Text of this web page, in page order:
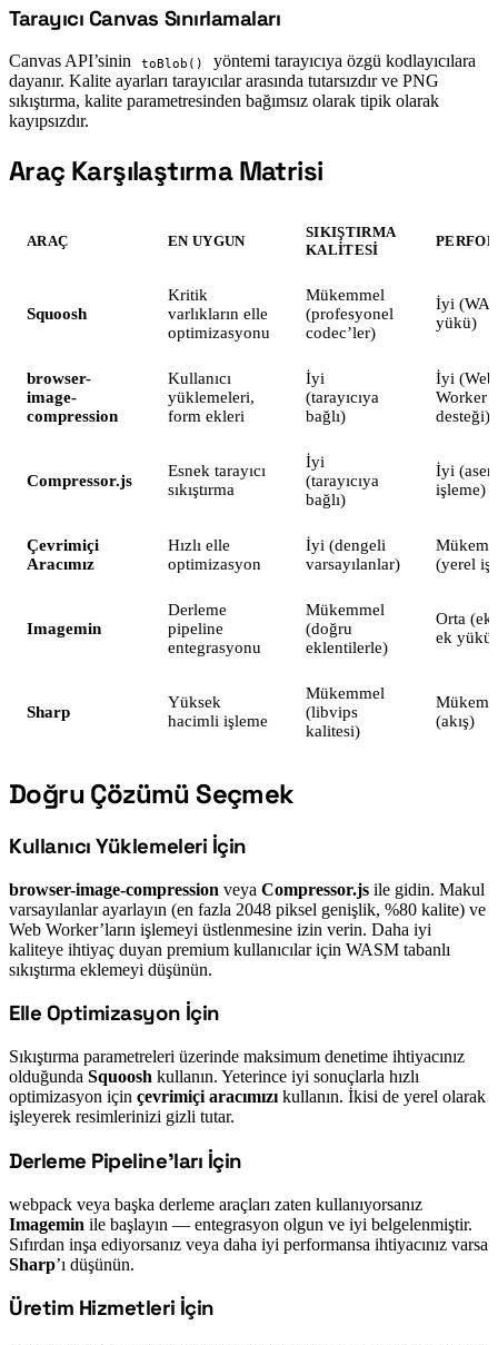
#
Tarayıcı Canvas Sınırlamaları
Canvas API’sinin toBlob()
yöntemi tarayıcıya özgü kodlayıcılara
dayanır. Kalite ayarları tarayıcılar arasında tutarsızdır ve PNG
sıkıştırma, kalite parametresinden bağımsız olarak tipik olarak
kayıpsızdır.
#
Araç Karşılaştırma Matrisi
ARAÇ EN UYGUN
SIKIŞTIRMA
KALITESI
Squoosh
Kritik
varlıkların elle
optimizasyonu
Mükemmel
(profesyonel
codec’ler)
İyi
yükü)
browser-
image-
compression
Kullanıcı
yüklemeleri,
form ekleri
İyi
(tarayıcıya
bağlı)
İyi (Web
Worker
desteği)
Compressor.js
Esnek tarayıcı
sıkıştırma
İyi
(tarayıcıya
bağlı)
İyi
işleme)
Çevrimiçi
Aracımız
Hızlı elle
optimizasyon
İyi (dengeli
varsayılanlar)
(yerel
Imagemin
Derleme
pipeline
entegrasyonu
Mükemmel
(doğru
eklentilerle)
Orta
ek yükü)
Sharp
Yüksek
hacimli işleme
Mükemmel
(libvips
kalitesi)
(akış)
#
Doğru Çözümü Seçmek
#
Kullanıcı Yüklemeleri İçin
browser-image-compression veya Compressor.js ile gidin. Makul
varsayılanlar ayarlayın (en fazla 2048 piksel genişlik, %80 kalite) ve
Web Worker’ların işlemeyi üstlenmesine izin verin. Daha iyi
kaliteye ihtiyaç duyan premium kullanıcılar için WASM tabanlı
sıkıştırma eklemeyi düşünün.
#
Elle Optimizasyon İçin
Sıkıştırma parametreleri üzerinde maksimum denetime ihtiyacınız
olduğunda Squoosh kullanın. Yeterince iyi sonuçlarla hızlı
optimizasyon için çevrimiçi aracımızı kullanın. İkisi de yerel olarak
işleyerek resimlerinizi gizli tutar.
#
Derleme Pipeline’ları İçin
webpack veya başka derleme araçları zaten kullanıyorsanız
Imagemin ile başlayın — entegrasyon olgun ve iyi belgelenmiştir.
Sıfırdan inşa ediyorsanız veya daha iyi performansa ihtiyacınız varsa
Sharp’ı düşünün.
#
Üretim Hizmetleri İçin